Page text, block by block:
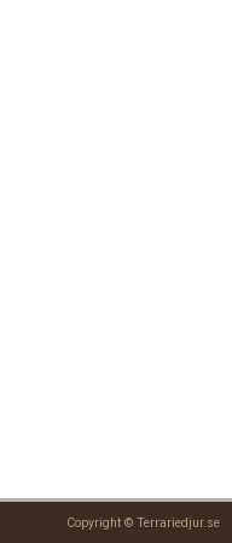
Copyright © Terrariedjur.se